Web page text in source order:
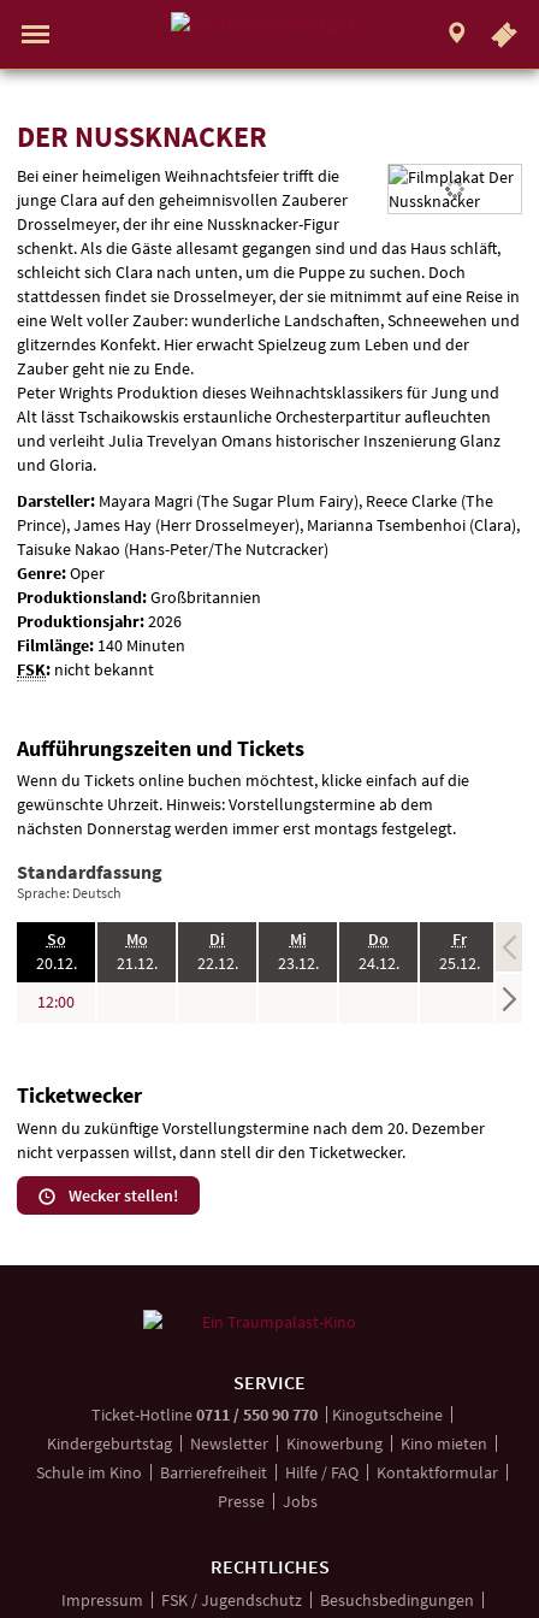
Springe
zum
,zum
.Navigation
Service
umschalten
Gehe
zur
Standortauswahl
Aktueller
Standort:
Weitere
Hinweis
DER
NUSSKNACKER
DER NUSSKNACKER
Bei einer heimeligen Weihnachtsfeier trifft die
junge Clara auf den geheimnisvollen Zauberer
Drosselmeyer, der ihr eine Nussknacker-Figur
schenkt. Als die Gäste allesamt gegangen sind und das Haus schläft,
schleicht sich Clara nach unten, um die Puppe zu suchen. Doch
stattdessen findet sie Drosselmeyer, der sie mitnimmt auf eine Reise in
eine Welt voller Zauber: wunderliche Landschaften, Schneewehen und
glitzerndes Konfekt. Hier erwacht Spielzeug zum Leben und der
Zauber geht nie zu Ende.
Peter Wrights Produktion dieses Weihnachtsklassikers für Jung und
Alt lässt Tschaikowskis erstaunliche Orchesterpartitur aufleuchten
und verleiht Julia Trevelyan Omans historischer Inszenierung Glanz
und Gloria.
Darsteller: Mayara Magri (The Sugar Plum Fairy), Reece Clarke (The
Prince), James Hay (Herr Drosselmeyer), Marianna Tsembenhoi (Clara),
Taisuke Nakao (Hans-Peter/The Nutcracker)
Genre:Oper
Produktionsland:Großbritannien
Produktionsjahr:2026
Filmlänge: 140 Minuten
FSK: nicht bekannt
Aufführungszeiten und Tickets
Wenn du Tickets online buchen möchtest, klicke einfach auf die
gewünschte Uhrzeit. Hinweis: Vorstellungstermine ab dem
nächsten Donnerstag werden immer erst montags festgelegt.
Standardfassung
Sprache: Deutsch
So.,
20.12.2026:
12:00Uhr
Mo.,
21.12.2026:
Di
22.12.2026:
Mi.,
23.12.2026:
Do
24.12.2026:
Fr.,
25.12.2026:
keine
Ticketwecker
Wenn du zukünftige Vorstellungstermine nach dem 20. Dezember
nicht verpassen willst, dann stell dir den Ticketwecker.
Wecker stellen!
Navigationsmöglichkeiten
SERVICE
Ticket-Hotline0711 / 550 90 770anrufen
Kinogutscheine
Kindergeburtstag
Newsletter Kinowerbung
Kino mieten
Schule im Kino
Barrierefreiheit Hilfe / FAQ
Kontaktformular
Presse
Jobs
RECHTLICHES
Impressum FSK / Jugendschutz
Besuchsbedingungen